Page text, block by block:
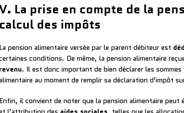
La prise en compte de la
calcul des impôts
La pension alimentaire versée par le parent débiteur est
conditions. De même, la pension alimentaire
revenu. Il est donc important de bien déclarer les
au moment de remplir sa déclaration d’impôt
Enfin, il convient de noter que la pension alimentaire peut